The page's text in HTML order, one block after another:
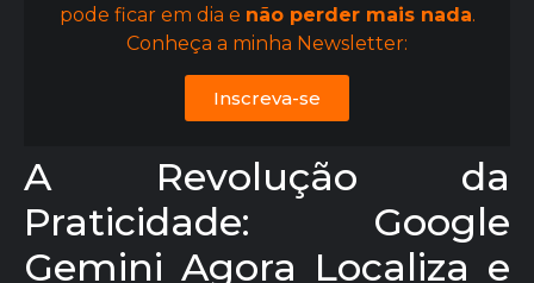
pode ficar em dia e não perder mais nada.
Conheça a minha Newsletter:
Inscreva-se
A Revolução da
Praticidade: Google
Gemini Agora Localiza e